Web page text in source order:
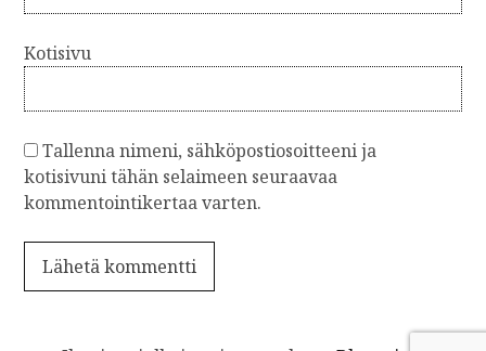
Kotisivu
Tallenna nimeni, sähköpostiosoitteeni ja
kotisivuni tähän selaimeen seuraavaa
kommentointikertaa varten.